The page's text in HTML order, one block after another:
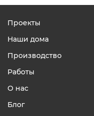
Проекты
Наши дома
Производство
Работы
О нас
Блог